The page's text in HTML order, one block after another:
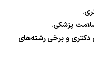
پزشکی.
دکتری و برخی رشته‌های